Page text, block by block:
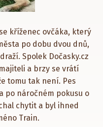
kříženec ovčáka, který
po dobu dvou dnů,
Spolek Dočasky.cz
a brzy se vrátí
tomu tak není. Pes
po náročném pokusu o
chytit a byl ihned
Train.